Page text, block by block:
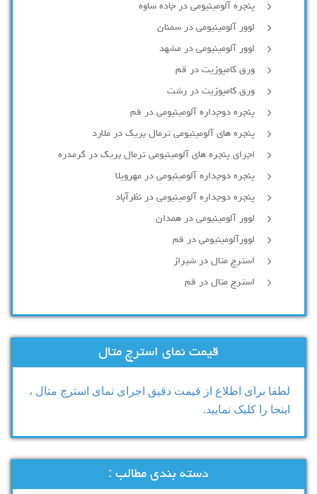
پنجره آلومینیومی در جاده ساوه
لوور آلومینیومی در سمنان
لوور آلومینیومی در مشهد
ورق کامپوزیت در قم
ورق کامپوزیت در رشت
پنجره دوجداره آلومينيومی در قم
پنجره های آلومینیومی ترمال بریک در ملارد
اجرای پنجره های آلومینیومی ترمال بریک در گرمدره
پنجره دوجداره آلومینیومی در مهرویلا
پنجره دوجداره آلومینیومی در نظرآباد
لوور آلومینیومی در همدان
لوورآلومینیومی در قم
استرچ متال در شیراز
استرچ متال در قم
قیمت نمای استرچ متال
لطفا برای اطلاع از قیمت دقیق اجرای نمای استرچ متال ،
اینجا را کلیک نمایید.
دسته بندی مطالب :